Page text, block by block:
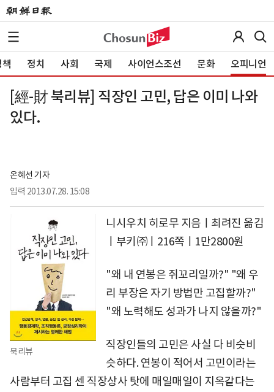
정치 사회 국제 사이언스조선 문화 오피니언
[經-財 북리뷰] 직장인 고민, 답은 이미 나와
있다.
온혜선 기자
입력 2013.07.28. 15:08
북리뷰
니시우치 히로무 지음ㅣ최려진 옮김
ㅣ부키㈜ㅣ216쪽ㅣ1만2800원
"왜 내 연봉은 쥐꼬리일까?" "왜 우
리 부장은 자기 방법만 고집할까?"
"왜 노력해도 성과가 나지 않을까?"
직장인들의 고민은 사실 다 비슷비
슷하다. 연봉이 적어서 고민이라는
사람부터 고집 센 직장상사 탓에 매일매일이 지옥같다는